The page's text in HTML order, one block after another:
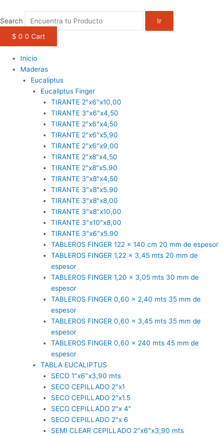
contenido
Search
Ir
$ 0 0 Cart
Inicio
Maderas
Eucaliptus
Eucaliptus Finger
TIRANTE 2″x6″x10,00
TIRANTE 3″x6″x4,50
TIRANTE 2″x6″x4,50
TIRANTE 2″x6″x5,90
TIRANTE 2″x6″x9,00
TIRANTE 2″x8″x4,50
TIRANTE 2″x8″x5.90
TIRANTE 3″x8″x4,50
TIRANTE 3″x8″x5.90
TIRANTE 3″x8″x8,00
TIRANTE 3″x8″x10,00
TIRANTE 3″x10″x8,00
TIRANTE 3″x6″x5.90
TABLEROS FINGER 122 x 140 cm 20 mm de espesor
TABLEROS FINGER 1,22 x 3,45 mts 20 mm de
espesor
TABLEROS FINGER 1,20 x 3,05 mts 30 mm de
espesor
TABLEROS FINGER 0,60 x 2,40 mts 35 mm de
espesor
TABLEROS FINGER 0,60 x 3,45 mts 35 mm de
espesor
TABLEROS FINGER 0,60 x 240 mts 45 mm de
espesor
TABLA EUCALIPTUS
SECO 1″x6″x3,90 mts
SECO CEPILLADO 2″x1
SECO CEPILLADO 2″x1.5
SECO CEPILLADO 2″x 4″
SECO CEPILLADO 2″x 6
SEMI CLEAR CEPILLADO 2″x6″x3,90 mts